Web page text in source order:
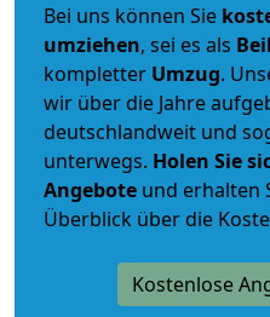
Bei uns können Sie
umziehen, sei es als
kompletter Umzug.
wir über die Jahre
deutschlandweit und
unterwegs. Holen Sie
Angebote und erhalten
Überblick über die
Kostenlose